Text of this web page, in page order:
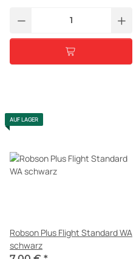
AUF LAGER
Robson Plus Flight Standard WA
schwarz